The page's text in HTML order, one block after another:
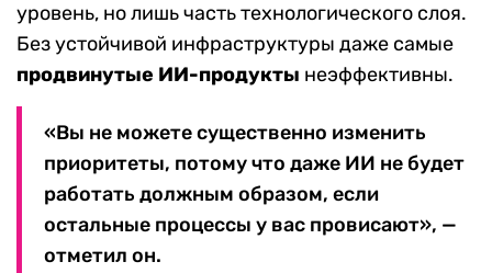
уровень, но лишь часть технологического слоя.
Без устойчивой инфраструктуры даже самые
продвинутые ИИ-продукты неэффективны.
«Вы не можете существенно изменить
приоритеты, потому что даже ИИ не будет
работать должным образом, если
остальные процессы у вас провисают», —
отметил он.